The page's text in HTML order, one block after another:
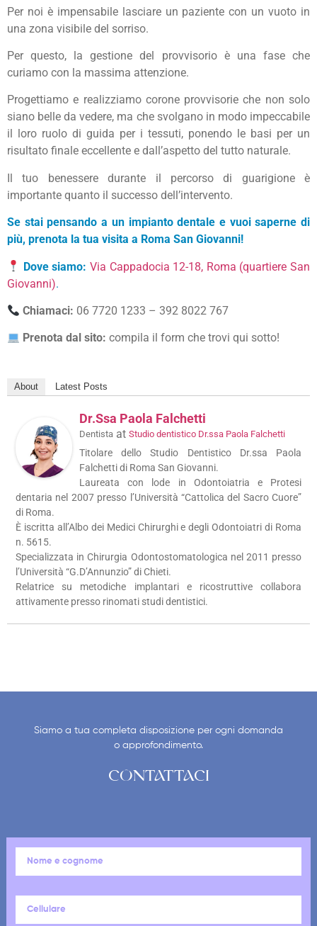
Per noi è impensabile lasciare un paziente con un vuoto in
una zona visibile del sorriso.
Per questo, la gestione del provvisorio è una fase che
curiamo con la massima attenzione.
Progettiamo e realizziamo corone provvisorie che non solo
siano belle da vedere, ma che svolgano in modo impeccabile
il loro ruolo di guida per i tessuti, ponendo le basi per un
risultato finale eccellente e dall’aspetto del tutto naturale.
Il tuo benessere durante il percorso di guarigione è
importante quanto il successo dell’intervento.
Se stai pensando a un impianto dentale e vuoi saperne di
più, prenota la tua visita a Roma San Giovanni!
Dove siamo: Via Cappadocia 12-18, Roma (quartiere San
Giovanni).
Chiamaci: 06 7720 1233 – 392 8022 767
Prenota dal sito:compila il form che trovi qui sotto!
About Latest Posts
Dr.ssa Paola Falchetti
Dentista at Studio dentistico Dr.ssa Paola Falchetti
Titolare dello Studio Dentistico Dr.ssa Paola
Falchetti di Roma San Giovanni.
Laureata con lode in Odontoiatria e Protesi
dentaria nel 2007 presso l’Università “Cattolica del Sacro Cuore”
di Roma.
È iscritta all’Albo dei Medici Chirurghi e degli Odontoiatri di Roma
n. 5615.
Specializzata in Chirurgia Odontostomatologica nel 2011 presso
l’Università “G.D’Annunzio” di Chieti.
Relatrice su metodiche implantari e ricostruttive collabora
attivamente presso rinomati studi dentistici.
Siamo a tua completa disposizione per ogni domanda
o approfondimento.
CONTATTACI